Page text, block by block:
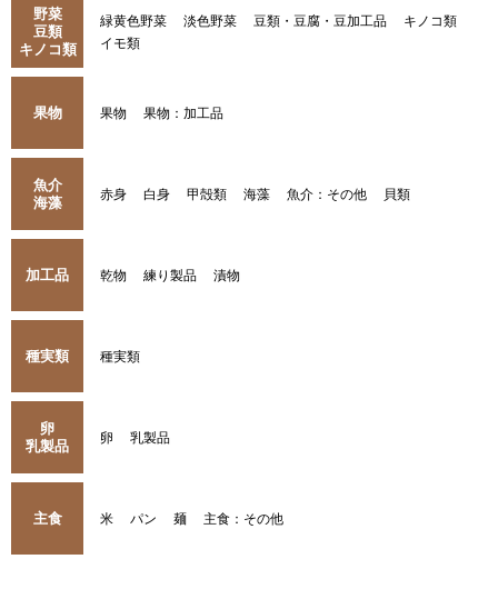
野菜
豆類
キノコ類
緑黄色野菜 淡色野菜 豆類・豆腐・豆加工品
キノコ類
イモ類
果物 果物 果物：加工品
魚介
海藻
赤身 白身 甲殻類 海藻 魚介：その他 貝類
加工品 乾物 練り製品 漬物
種実類 種実類
卵
乳製品
卵 乳製品
主食 米 パン 麺 主食：その他